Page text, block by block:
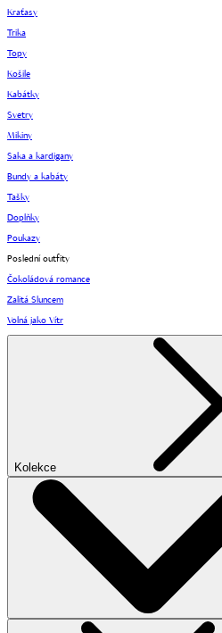
Kraťasy
Trika
Topy
Košile
Kabátky
Svetry
Mikiny
Saka a kardigany
Bundy a kabáty
Tašky
Doplňky
Poukazy
Poslední outfity
Čokoládová romance
Zalitá Sluncem
Volná jako Vítr
Kolekce